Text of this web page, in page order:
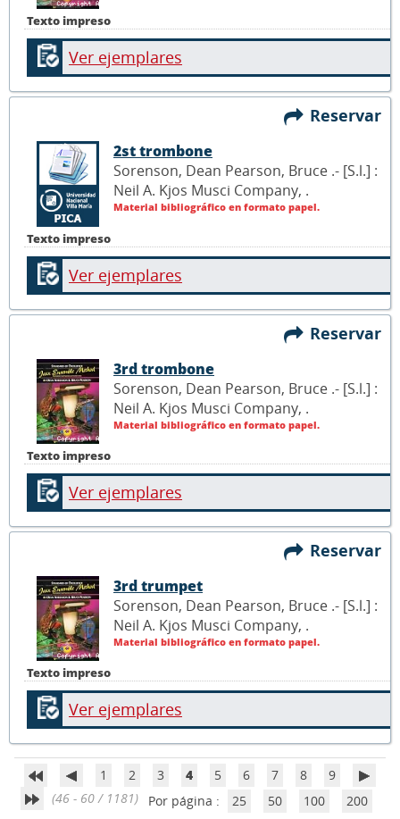
Texto impreso
Ver ejemplares
Reservar
Texto impreso
2st trombone
Sorenson, Dean Pearson, Bruce .- [S.l.] :
Neil A. Kjos Musci Company, .
Material bibliográfico en formato papel.
Ver ejemplares
Reservar
Texto impreso
3rd trombone
Sorenson, Dean Pearson, Bruce .- [S.l.] :
Neil A. Kjos Musci Company, .
Material bibliográfico en formato papel.
Ver ejemplares
Reservar
Texto impreso
3rd trumpet
Sorenson, Dean Pearson, Bruce .- [S.l.] :
Neil A. Kjos Musci Company, .
Material bibliográfico en formato papel.
Ver ejemplares
1 2 3 4 5 6 7 8
9
(46 - 60 / 1181)
Por página : 25 50 100 200